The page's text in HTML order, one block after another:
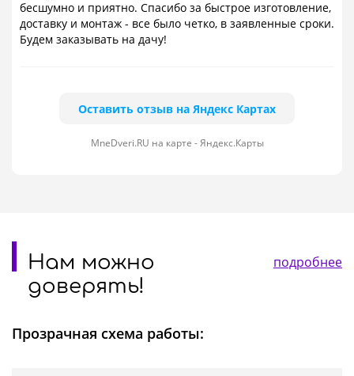
бесшумно и приятно. Спасибо за быстрое изготовление,
доставку и монтаж - все было четко, в заявленные сроки.
Будем заказывать на дачу!
Оставить отзыв на Яндекс Картах
MneDveri.RU на карте - Яндекс.Карты
Нам можно
доверять!
подробнее
Прозрачная схема работы: